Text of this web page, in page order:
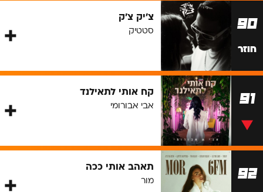
90
חוזר
צ'יק צ'ק
סטטיק
91 קח אותי לתאילנד
אבי אבורומי
92 תאהב אותי ככה
מור